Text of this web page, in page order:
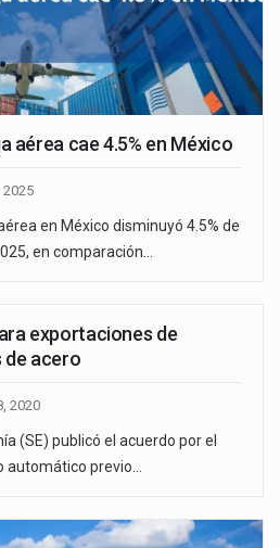
aérea cae 4.5% en México
2025
en México disminuyó 4.5% de
en comparación…
exportaciones de
de acero
2020
(SE) publicó el acuerdo por el
automático previo…